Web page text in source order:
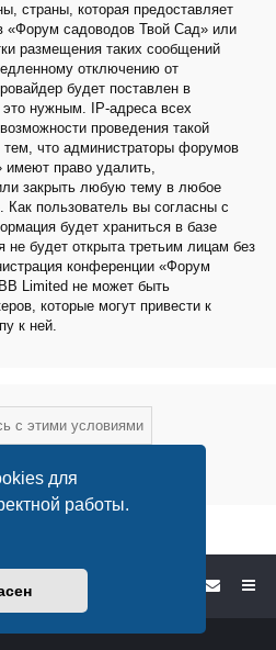
для
работы.
страны, которая предоставляет
«Форум садоводов Твой Сад» или
размещения таких сообщений
отключению от
будет поставлен в
нужным. IP-адреса всех
проведения такой
что администраторы форумов
право удалить,
закрыть любую тему в любое
пользователь вы согласны с
будет храниться в базе
будет открыта третьим лицам без
конференции «Форум
Limited не может быть
которые могут привести к
к ней.